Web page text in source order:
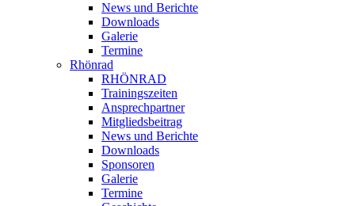
News und Berichte
Downloads
Galerie
Termine
Rhönrad
RHÖNRAD
Trainingszeiten
Ansprechpartner
Mitgliedsbeitrag
News und Berichte
Downloads
Sponsoren
Galerie
Termine